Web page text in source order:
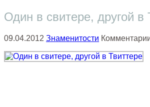
Один в свитере, другой в
09.04.2012 Знаменитости